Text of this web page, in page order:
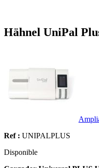
Hähnel UniPal
Ref : UNIPALPLUS
Disponible